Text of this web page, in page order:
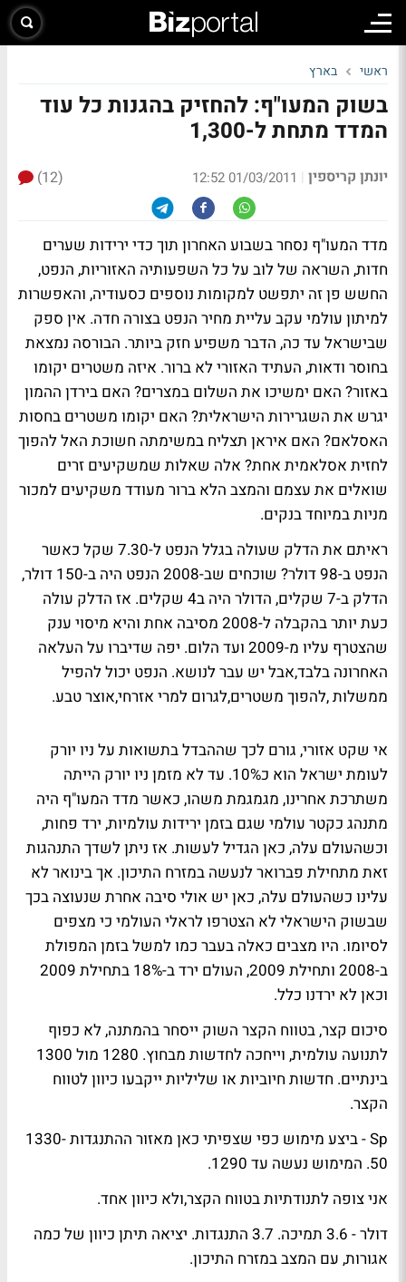
ראשי בארץ
בשוק המעו"ף: להחזיק בהגנות כל עוד
המדד מתחת ל-1,300
יונתן קריספין |
01/03/2011 12:52
(12)
מדד המעו"ף נסחר בשבוע האחרון תוך כדי ירידות שערים
חדות, השראה של לוב על כל השפעותיה האזוריות, הנפט,
החשש פן זה יתפשט למקומות נוספים כסעודיה, והאפשרות
למיתון עולמי עקב עליית מחיר הנפט בצורה חדה. אין ספק
שבישראל עד כה, הדבר משפיע חזק ביותר. הבורסה נמצאת
בחוסר ודאות, העתיד האזורי לא ברור. איזה משטרים יקומו
באזור? האם ימשיכו את השלום במצרים? האם בירדן ההמון
יגרש את השגרירות הישראלית? האם יקומו משטרים בחסות
האסלאם? האם איראן תצליח במשימתה חשוכת האל להפוך
לחזית אסלאמית אחת? אלה שאלות שמשקיעים זרים
שואלים את עצמם והמצב הלא ברור מעודד משקיעים למכור
מניות במיוחד בנקים.
ראיתם את הדלק שעולה בגלל הנפט ל-7.30 שקל כאשר
הנפט ב-98 דולר? שוכחים שב-2008 הנפט היה ב-150 דולר,
הדלק ב-7 שקלים, הדולר היה ב4 שקלים. אז הדלק עולה
כעת יותר בהקבלה ל-2008 מסיבה אחת והיא מיסוי ענק
שהצטרף עליו מ-2009 ועד הלום. יפה שדיברו על העלאה
האחרונה בלבד,אבל יש עבר לנושא. הנפט יכול להפיל
ממשלות ,להפוך משטרים,לגרום למרי אזרחי,אוצר טבע.
אי שקט אזורי, גורם לכך שההבדל בתשואות על ניו יורק
לעומת ישראל הוא כ10%. עד לא מזמן ניו יורק הייתה
משתרכת אחרינו, מגמגמת משהו, כאשר מדד המעו"ף היה
מתנהג כקטר עולמי שגם בזמן ירידות עולמיות, ירד פחות,
וכשהעולם עלה, כאן הגדיל לעשות. אז ניתן לשדך התנהגות
זאת מתחילת פברואר לנעשה במזרח התיכון. אך בינואר לא
עלינו כשהעולם עלה, כאן יש אולי סיבה אחרת שנעוצה בכך
שבשוק הישראלי לא הצטרפו לראלי העולמי כי מצפים
לסיומו. היו מצבים כאלה בעבר כמו למשל בזמן המפולת
ב-2008 ותחילת 2009, העולם ירד ב-18% בתחילת 2009
וכאן לא ירדנו כלל.
סיכום קצר, בטווח הקצר השוק ייסחר בהמתנה, לא כפוף
לתנועה עולמית, וייחכה לחדשות מבחוץ. 1280 מול 1300
בינתיים. חדשות חיוביות או שליליות ייקבעו כיוון לטווח
הקצר.
Sp - ביצע מימוש כפי שצפיתי כאן מאזור ההתנגדות 1330-
50. המימוש נעשה עד 1290.
אני צופה לתנודתיות בטווח הקצר,ולא כיוון אחד.
דולר - 3.6 תמיכה. 3.7 התנגדות. יציאה תיתן כיוון של כמה
אגורות, עם המצב במזרח התיכון.